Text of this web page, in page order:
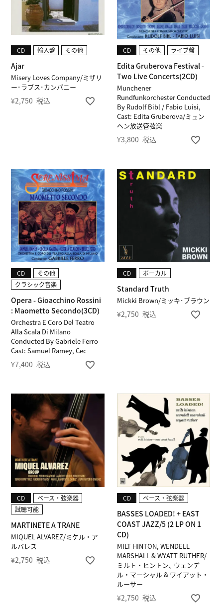
Misery Loves Company/ミザリ
ー･ラブス･カンパニー
Ajar
CD 輸入盤 その他
¥2,750 税込
Munchener
Rundfunkorchester Conducted
By Rudolf Bibl / Fabio Luisi,
Cast: Edita Gruberova/ミュン
ヘン放送管弦楽
Edita Gruberova Festival -
Two Live Concerts(2CD)
CD その他 ライブ盤
¥3,800 税込
Orchestra E Coro Del Teatro
Alla Scala Di Milano
Conducted By Gabriele Ferro
Cast: Samuel Ramey, Cec
Opera - Gioacchino Rossini
: Maometto Secondo(3CD)
CD
その他
クラシック音楽
¥7,400 税込
Mickki Brown/ミッキ･ブラウン
Standard Truth
CD ボーカル
¥2,750 税込
MIQUEL ALVAREZ/ミケル・ア
ルバレス
MARTINETE A TRANE
CD
ベース・弦楽器
試聴可能
¥2,750 税込
MILT HINTON, WENDELL
MARSHALL & WYATT RUTHER/
ミルト・ヒントン､ ウェンデ
ル・マーシャル & ワイアット・
ルーサー
BASSES LOADED! + EAST
COAST JAZZ/5 (2 LP ON 1
CD)
CD ベース・弦楽器
¥2,750 税込